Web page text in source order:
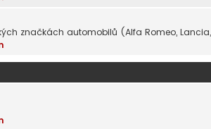
značkách automobilů (Alfa Romeo, Lancia,